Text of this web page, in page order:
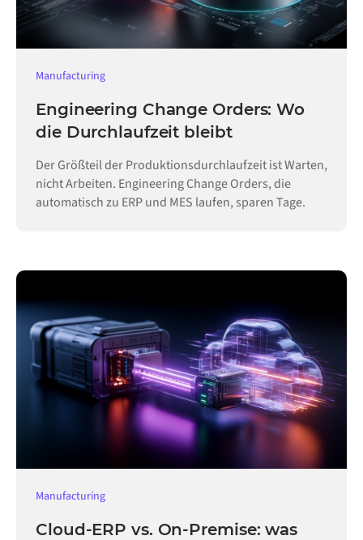
Manufacturing
Engineering Change Orders: Wo
die Durchlaufzeit bleibt
Der Größteil der Produktionsdurchlaufzeit ist Warten,
nicht Arbeiten. Engineering Change Orders, die
automatisch zu ERP und MES laufen, sparen Tage.
Manufacturing
Cloud-ERP vs. On-Premise: was